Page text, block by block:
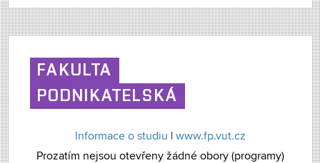
FAKULTA
PODNIKATELSKÁ
Informace o studiu
www.fp.vut.cz
Prozatím nejsou otevřeny žádné obory (programy)